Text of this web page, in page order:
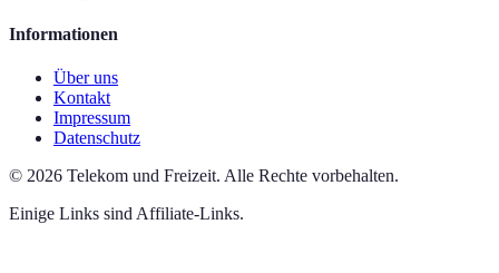
Informationen
Über uns
Kontakt
Impressum
Datenschutz
© 2026 Telekom und Freizeit. Alle Rechte vorbehalten.
Einige Links sind Affiliate-Links.